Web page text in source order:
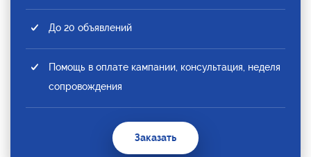
До 20 объявлений
Помощь в оплате кампании, консультация, неделя
сопровождения
Заказать